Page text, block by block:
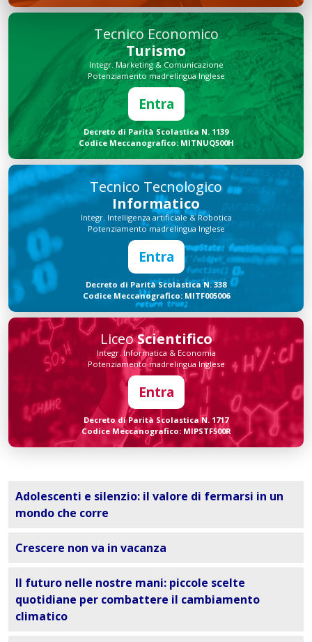
Tecnico Economico
Turismo
Integr. Marketing & Comunicazione
Potenziamento madrelingua Inglese
Entra
Decreto di Parità Scolastica N. 1139
Codice Meccanografico: MITNUQ500H
Tecnico Tecnologico
Informatico
Integr. Intelligenza artificiale & Robotica
Potenziamento madrelingua Inglese
Entra
Decreto di Parità Scolastica N. 338
Codice Meccanografico: MITF005006
LiceoScientifico
Integr. Informatica & Economia
Potenziamento madrelingua Inglese
Entra
Decreto di Parità Scolastica N. 1717
Codice Meccanografico: MIPSTF500R
Adolescenti e silenzio: il valore di fermarsi in un
mondo che corre
Crescere non va in vacanza
Il futuro nelle nostre mani: piccole scelte
quotidiane per combattere il cambiamento
climatico